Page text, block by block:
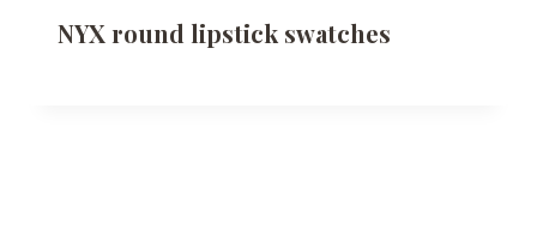
NYX round lipstick swatches